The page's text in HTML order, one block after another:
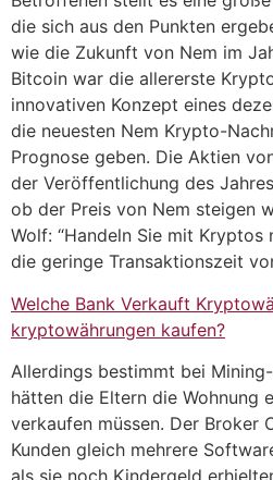
die sich aus den Punkten
wie die Zukunft von Nem im
Bitcoin war die allererste
innovativen Konzept eines
die neuesten Nem Krypto-
Prognose geben. Die Aktien
der Veröffentlichung des
ob der Preis von Nem steigen
Wolf: “Handeln Sie mit Kryptos
die geringe Transaktionszeit
Welche Bank Verkauft
kryptowährungen kaufen?
Allerdings bestimmt bei
hätten die Eltern die Wohnung
verkaufen müssen. Der Broker
Kunden gleich mehrere